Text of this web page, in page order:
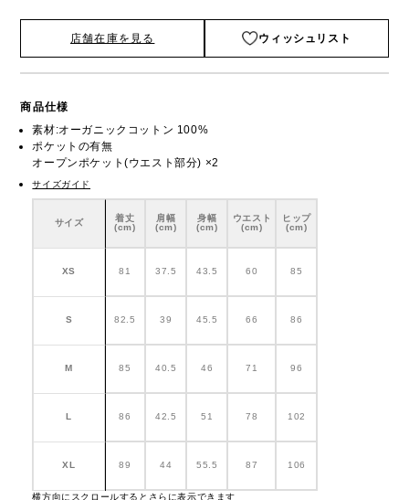
店舗在庫を見る ウィッシュリスト
商品仕様
素材:オーガニックコットン 100%
ポケットの有無
オープンポケット(ウエスト部分) ×2
サイズガイド
サイズ
着丈
(cm)
肩幅
(cm)
身幅
(cm)
ウエスト
(cm)
ヒップ
(cm)
XS 81 37.5 43.5 60 85
S 82.5 39 45.5 66 86
M 85 40.5 46 71 96
L 86 42.5 51 78 102
XL 89 44 55.5 87 106
横方向にスクロールするとさらに表示できます